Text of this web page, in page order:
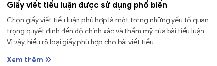
Giấy viết tiểu luận được sử dụng phổ biến
Chọn giấy viết tiểu luận phù hợp là một trong những yếu tố quan
trọng quyết định đến độ chính xác và thẩm mỹ của bài tiểu luận.
Vì vậy, hiểu rõ loại giấy phù hợp cho bài viết tiểu...
Xem thêm